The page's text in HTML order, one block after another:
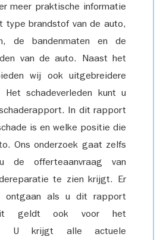
meer praktische informatie
type brandstof van de auto,
de bandenmaten en de
van de auto. Naast het
wij ook uitgebreidere
Het schadeverleden kunt u
In dit rapport
is en welke positie die
Ons onderzoek gaat zelfs
offerteaanvraag van
te zien krijgt. Er
ontgaan als u dit rapport
geldt ook voor het
U krijgt alle actuele